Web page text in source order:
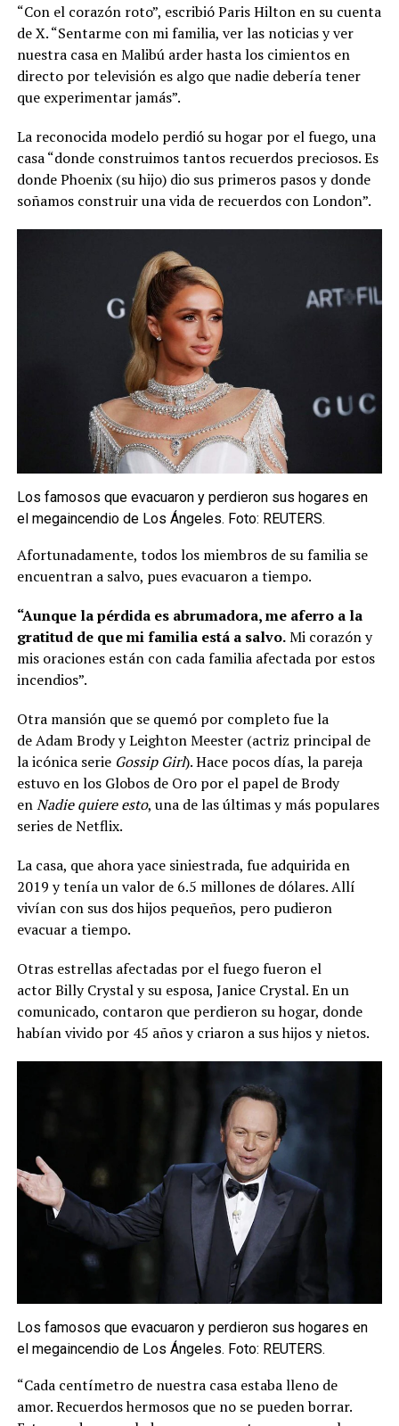
“Con el corazón roto”, escribió Paris Hilton en su cuenta
de X. “Sentarme con mi familia, ver las noticias y ver
nuestra casa en Malibú arder hasta los cimientos en
directo por televisión es algo que nadie debería tener
que experimentar jamás”.
La reconocida modelo perdió su hogar por el fuego, una
casa “donde construimos tantos recuerdos preciosos. Es
donde Phoenix (su hijo) dio sus primeros pasos y donde
soñamos construir una vida de recuerdos con London”.
Los famosos que evacuaron y perdieron sus hogares en
el megaincendio de Los Ángeles. Foto: REUTERS.
Afortunadamente, todos los miembros de su familia se
encuentran a salvo, pues evacuaron a tiempo.
“Aunque la pérdida es abrumadora, me aferro a la
gratitud de que mi familia está a salvo.Mi corazón y
mis oraciones están con cada familia afectada por estos
incendios”.
Otra mansión que se quemó por completo fue la
de Adam Brody y Leighton Meester (actriz principal de
la icónica serie Gossip Girl). Hace pocos días, la pareja
estuvo en los Globos de Oro por el papel de Brody
enNadie quiere esto, una de las últimas y más populares
series de Netflix.
La casa, que ahora yace siniestrada, fue adquirida en
2019 y tenía un valor de 6.5 millones de dólares. Allí
vivían con sus dos hijos pequeños, pero pudieron
evacuar a tiempo.
Otras estrellas afectadas por el fuego fueron el
actor Billy Crystal y su esposa, Janice Crystal. En un
comunicado, contaron que perdieron su hogar, donde
habían vivido por 45 años y criaron a sus hijos y nietos.
Los famosos que evacuaron y perdieron sus hogares en
el megaincendio de Los Ángeles. Foto: REUTERS.
“Cada centímetro de nuestra casa estaba lleno de
amor. Recuerdos hermosos que no se pueden borrar.